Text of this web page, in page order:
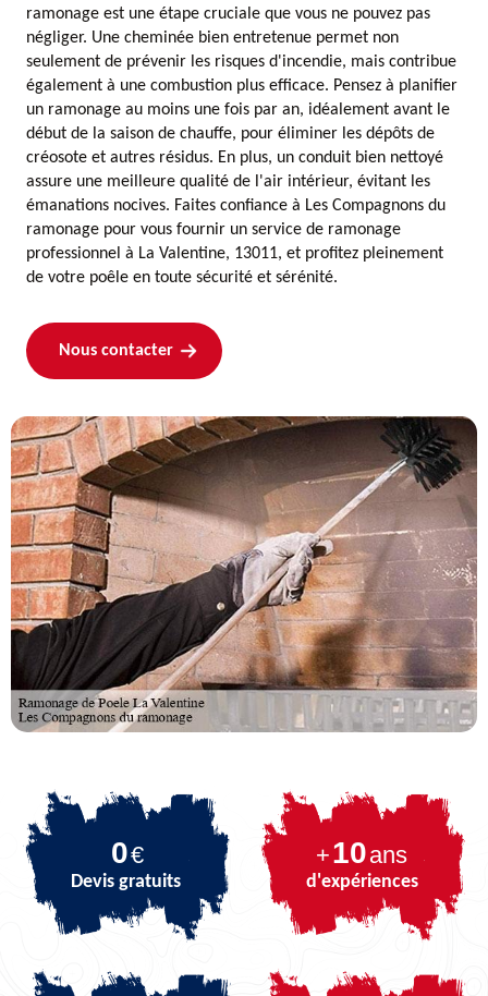
ramonage est une étape cruciale que vous ne pouvez pas
négliger. Une cheminée bien entretenue permet non
seulement de prévenir les risques d'incendie, mais contribue
également à une combustion plus efficace. Pensez à planifier
un ramonage au moins une fois par an, idéalement avant le
début de la saison de chauffe, pour éliminer les dépôts de
créosote et autres résidus. En plus, un conduit bien nettoyé
assure une meilleure qualité de l'air intérieur, évitant les
émanations nocives. Faites confiance à Les Compagnons du
ramonage pour vous fournir un service de ramonage
professionnel à La Valentine, 13011, et profitez pleinement
de votre poêle en toute sécurité et sérénité.
Nous contacter
0€
Devis gratuits
+10ans
d'expériences